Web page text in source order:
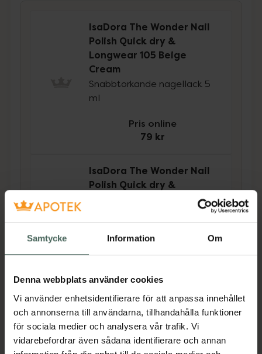
Samtycke Information Om
Denna webbplats använder cookies
Vi använder enhetsidentifierare för att anpassa innehållet
och annonserna till användarna, tillhandahålla funktioner
för sociala medier och analysera vår trafik. Vi
vidarebefordrar även sådana identifierare och annan
IsaDora The Wonder Nail
Polish Quick dry &
Longwear 105 Beige
Cream
Snabbtorkande nagellack 5
ml
Pris online
79 kr
IsaDora The Wonder Nail
Polish Quick dry &
Longwear 218 Oat Milk
Pris online
Köp båda